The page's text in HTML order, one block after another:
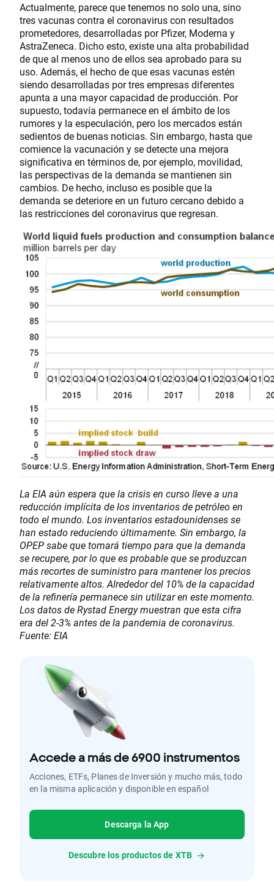
Actualmente, parece que tenemos no solo una, sino
tres vacunas contra el coronavirus con resultados
prometedores, desarrolladas por Pfizer, Moderna y
AstraZeneca. Dicho esto, existe una alta probabilidad
de que al menos uno de ellos sea aprobado para su
uso. Además, el hecho de que esas vacunas estén
siendo desarrolladas por tres empresas diferentes
apunta a una mayor capacidad de producción. Por
supuesto, todavía permanece en el ámbito de los
rumores y la especulación, pero los mercados están
sedientos de buenas noticias. Sin embargo, hasta que
comience la vacunación y se detecte una mejora
significativa en términos de, por ejemplo, movilidad,
las perspectivas de la demanda se mantienen sin
cambios. De hecho, incluso es posible que la
demanda se deteriore en un futuro cercano debido a
las restricciones del coronavirus que regresan.
La EIA aún espera que la crisis en curso lleve a una
reducción implícita de los inventarios de petróleo en
todo el mundo. Los inventarios estadounidenses se
han estado reduciendo últimamente. Sin embargo, la
OPEP sabe que tomará tiempo para que la demanda
se recupere, por lo que es probable que se produzcan
más recortes de suministro para mantener los precios
relativamente altos. Alrededor del 10% de la capacidad
de la refinería permanece sin utilizar en este momento.
Los datos de Rystad Energy muestran que esta cifra
era del 2-3% antes de la pandemia de coronavirus.
Fuente: EIA
Accede a más de 6900 instrumentos
Acciones, ETFs, Planes de Inversión y mucho más, todo
en la misma aplicación y disponible en español
Descarga la App
Descubre los productos de XTB